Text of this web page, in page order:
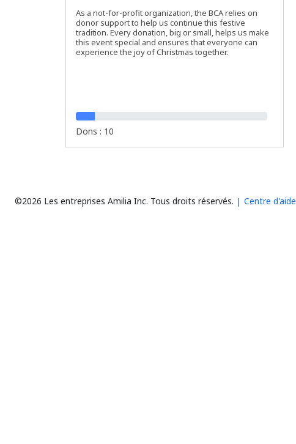
As a not-for-profit organization, the BCA relies on
donor support to help us continue this festive
tradition. Every donation, big or small, helps us make
this event special and ensures that everyone can
experience the joy of Christmas together.
Dons : 10
©2026 Les entreprises Amilia Inc. Tous droits réservés. Centre d'aide